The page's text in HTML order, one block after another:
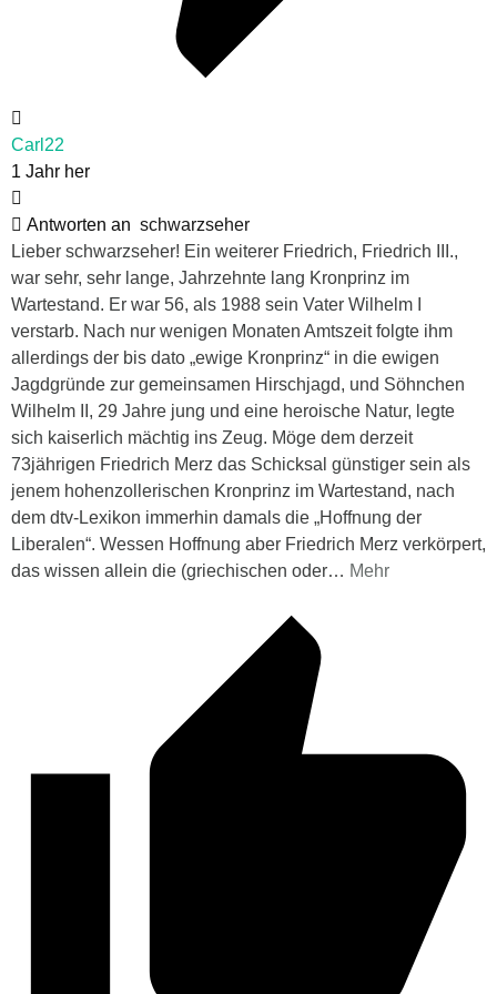
Carl22
1 Jahr her
Antworten an schwarzseher
Lieber schwarzseher! Ein weiterer Friedrich, Friedrich III.,
war sehr, sehr lange, Jahrzehnte lang Kronprinz im
Wartestand. Er war 56, als 1988 sein Vater Wilhelm I
verstarb. Nach nur wenigen Monaten Amtszeit folgte ihm
allerdings der bis dato „ewige Kronprinz“ in die ewigen
Jagdgründe zur gemeinsamen Hirschjagd, und Söhnchen
Wilhelm II, 29 Jahre jung und eine heroische Natur, legte
sich kaiserlich mächtig ins Zeug. Möge dem derzeit
73jährigen Friedrich Merz das Schicksal günstiger sein als
jenem hohenzollerischen Kronprinz im Wartestand, nach
dem dtv-Lexikon immerhin damals die „Hoffnung der
Liberalen“. Wessen Hoffnung aber Friedrich Merz verkörpert,
das wissen allein die (griechischen oder… Mehr